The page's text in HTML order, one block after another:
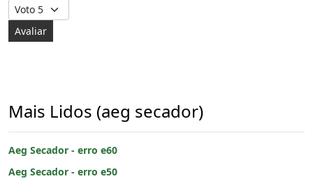
Avalie, por favor
Mais Lidos (aeg secador)
Aeg Secador - erro e60
Aeg Secador - erro e50